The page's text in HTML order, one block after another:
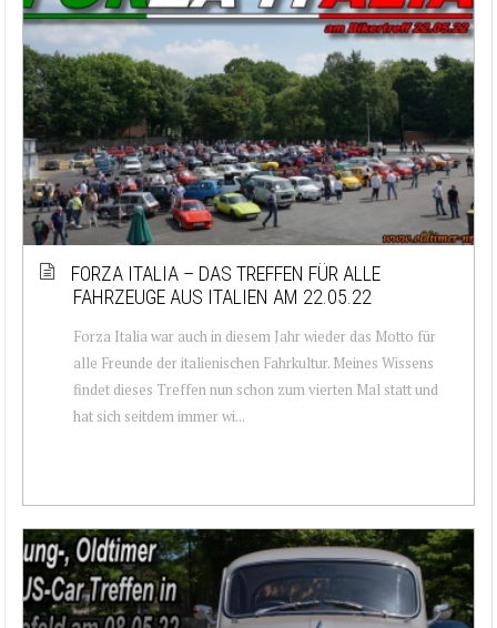
FORZA ITALIA – DAS TREFFEN FÜR ALLE
FAHRZEUGE AUS ITALIEN AM 22.05.22
Forza Italia war auch in diesem Jahr wieder das Motto für
alle Freunde der italienischen Fahrkultur. Meines Wissens
findet dieses Treffen nun schon zum vierten Mal statt und
hat sich seitdem immer wi...